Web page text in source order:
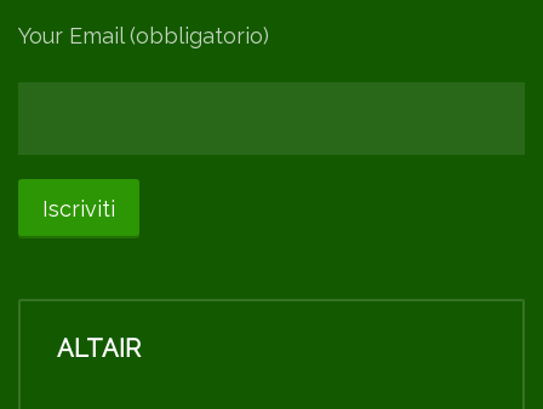
Your Email (obbligatorio)
ALTAIR